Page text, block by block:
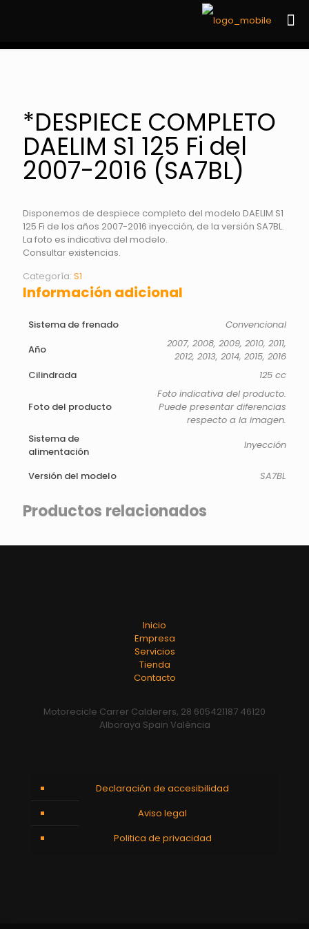
*DESPIECE COMPLETO
DAELIM S1 125 Fi del
2007-2016 (SA7BL)
Disponemos de despiece completo del modelo DAELIM S1
125 Fi de los años 2007-2016 inyección, de la versión SA7BL.
La foto es indicativa del modelo.
Consultar existencias.
Categoría: S1
Información adicional
Sistema de frenado
Convencional
Año
2007, 2008, 2009, 2010, 2011,
2012, 2013, 2014, 2015, 2016
Cilindrada
125 cc
Foto del producto
Foto indicativa del producto.
Puede presentar diferencias
respecto a la imagen.
Sistema de
alimentación
Inyección
Versión del modelo SA7BL
Productos relacionados
Inicio
Empresa
Servicios
Tienda
Contacto
Motorecicle Carrer Calderers, 28 605421187 46120
Alboraya Spain València
Declaración de accesibilidad
Aviso legal
Politica de privacidad